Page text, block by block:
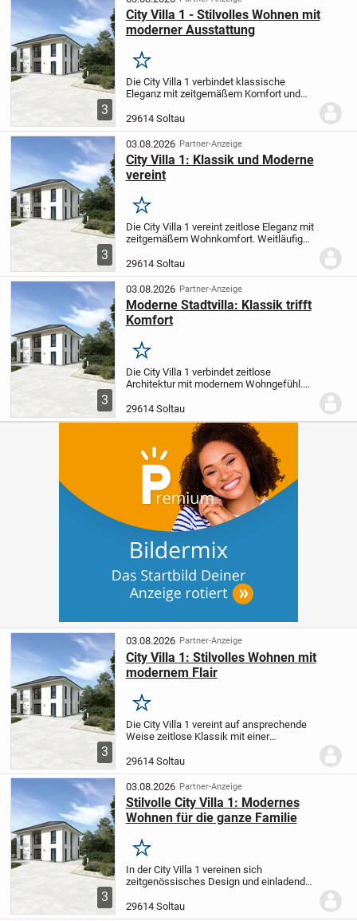
3
City Villa 1 - Stilvolles Wohnen mit
moderner Ausstattung
Merken
Die City Villa 1 verbindet klassische
Eleganz mit zeitgemäßem Komfort und
gleichermaßen ästhetisch wie funktional
ist. Im offen gestalteten Wohn- und
Essbereich...
29614 Soltau
3
03.08.2026 Partner-Anzeige
City Villa 1: Klassik und Moderne
vereint
Merken
Die City Villa 1 vereint zeitlose Eleganz mit
zeitgemäßem Wohnkomfort. Weitläufige
für gemütliche Familienmomente und
gesellige Abende mit Gästen. Im
Obergeschoss...
29614 Soltau
3
03.08.2026 Partner-Anzeige
Moderne Stadtvilla: Klassik trifft
Komfort
Merken
Die City Villa 1 verbindet zeitlose
Architektur mit modernem Wohngefühl.
bietet den idealen Rahmen für entspannte
Stunden mit Ihren Liebsten oder Gästen.
29614 Soltau
3
03.08.2026 Partner-Anzeige
City Villa 1: Stilvolles Wohnen mit
modernem Flair
Merken
Die City Villa 1 vereint auf ansprechende
Weise zeitlose Klassik mit einer
geschnittene Wohn- und Essbereiche
schaffen Raum für entspannte Stunden
oder gesellige...
29614 Soltau
3
03.08.2026 Partner-Anzeige
Stilvolle City Villa 1: Modernes
Wohnen für die ganze Familie
Merken
In der City Villa 1 vereinen sich
zeitgenössisches Design und einladende
Essbereich lädt zu entspannten Stunden
im Kreis der Familie oder zu geselligen
29614 Soltau